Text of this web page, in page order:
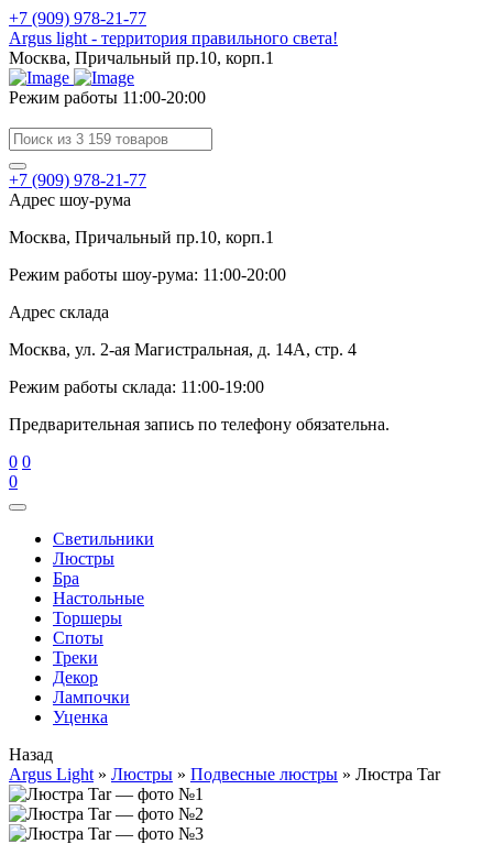
+7 (909) 978-21-77
Argus light - территория правильного света!
Москва, Причальный пр.10, корп.1
Режим работы 11:00-20:00
+7 (909) 978-21-77
Адрес шоу-рума
Москва, Причальный пр.10, корп.1
Режим работы шоу-рума: 11:00-20:00
Адрес склада
Москва, ул. 2-ая Магистральная, д. 14А, стр. 4
Режим работы склада: 11:00-19:00
Предварительная запись по телефону обязательна.
0 0
0
Cветильники
Люстры
Бра
Настольные
Торшеры
Споты
Треки
Декор
Лампочки
Уценка
Назад
Argus Light » Люстры » Подвесные люстры » Люстра Tar